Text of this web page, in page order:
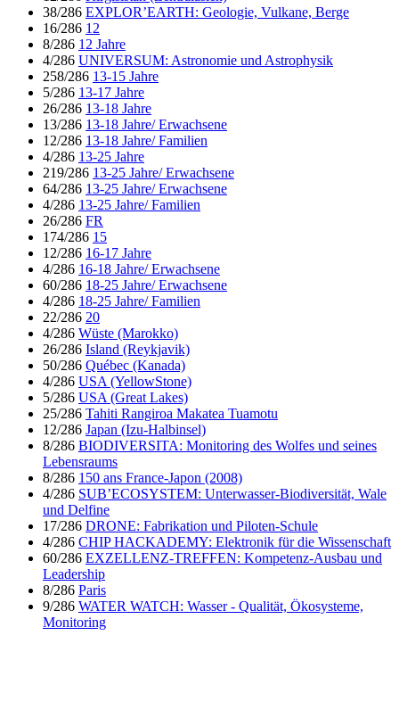
38/286 EXPLOR’EARTH: Geologie, Vulkane, Berge
16/286 12
8/286 12 Jahre
4/286 UNIVERSUM: Astronomie und Astrophysik
258/286 13-15 Jahre
5/286 13-17 Jahre
26/286 13-18 Jahre
13/286 13-18 Jahre/ Erwachsene
12/286 13-18 Jahre/ Familien
4/286 13-25 Jahre
219/286 13-25 Jahre/ Erwachsene
64/286 13-25 Jahre/ Erwachsene
4/286 13-25 Jahre/ Familien
26/286 FR
174/286 15
12/286 16-17 Jahre
4/286 16-18 Jahre/ Erwachsene
60/286 18-25 Jahre/ Erwachsene
4/286 18-25 Jahre/ Familien
22/286 20
4/286 Wüste (Marokko)
26/286 Island (Reykjavik)
50/286 Québec (Kanada)
4/286 USA (YellowStone)
5/286 USA (Great Lakes)
25/286 Tahiti Rangiroa Makatea Tuamotu
12/286 Japan (Izu-Halbinsel)
8/286 BIODIVERSITA: Monitoring des Wolfes und seines
Lebensraums
8/286 150 ans France-Japon (2008)
4/286 SUB’ECOSYSTEM: Unterwasser-Biodiversität, Wale
und Delfine
17/286 DRONE: Fabrikation und Piloten-Schule
4/286 CHIP HACKADEMY: Elektronik für die Wissenschaft
60/286 EXZELLENZ-TREFFEN: Kompetenz-Ausbau und
Leadership
8/286 Paris
9/286 WATER WATCH: Wasser - Qualität, Ökosysteme,
Monitoring